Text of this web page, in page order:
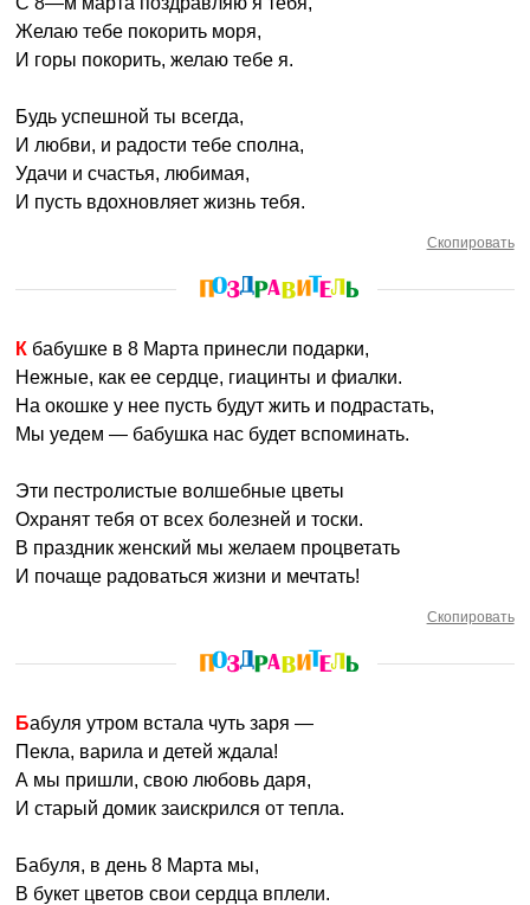
Желаю тебе покорить моря,
И горы покорить, желаю тебе я.
Будь успешной ты всегда,
И любви, и радости тебе сполна,
Удачи и счастья, любимая,
И пусть вдохновляет жизнь тебя.
Скопировать
К бабушке в 8 Марта принесли подарки,
Нежные, как ее сердце, гиацинты и фиалки.
На окошке у нее пусть будут жить и подрастать,
Мы уедем — бабушка нас будет вспоминать.
Эти пестролистые волшебные цветы
Охранят тебя от всех болезней и тоски.
В праздник женский мы желаем процветать
И почаще радоваться жизни и мечтать!
Скопировать
Бабуля утром встала чуть заря —
Пекла, варила и детей ждала!
А мы пришли, свою любовь даря,
И старый домик заискрился от тепла.
Бабуля, в день 8 Марта мы,
В букет цветов свои сердца вплели.